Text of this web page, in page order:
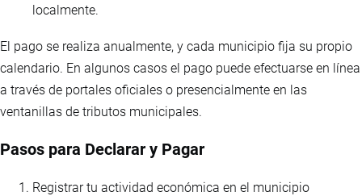
localmente.
El pago se realiza anualmente, y cada municipio fija su propio
calendario. En algunos casos el pago puede efectuarse en línea
a través de portales oficiales o presencialmente en las
ventanillas de tributos municipales.
Pasos para Declarar y Pagar
Registrar tu actividad económica en el municipio